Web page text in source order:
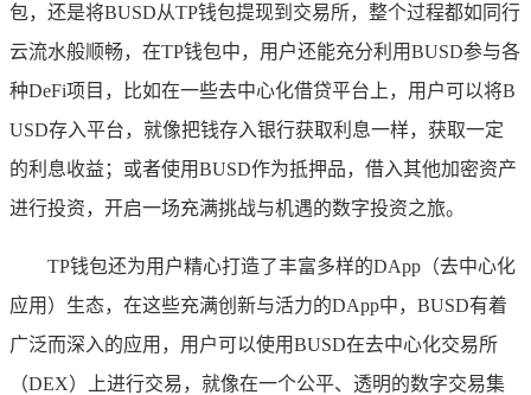
包，还是将BUSD从TP钱包提现到交易所，整个过程都如同行
云流水般顺畅，在TP钱包中，用户还能充分利用BUSD参与各
种DeFi项目，比如在一些去中心化借贷平台上，用户可以将B
USD存入平台，就像把钱存入银行获取利息一样，获取一定
的利息收益；或者使用BUSD作为抵押品，借入其他加密资产
进行投资，开启一场充满挑战与机遇的数字投资之旅。
TP钱包还为用户精心打造了丰富多样的DApp（去中心化
应用）生态，在这些充满创新与活力的DApp中，BUSD有着
广泛而深入的应用，用户可以使用BUSD在去中心化交易所
（DEX）上进行交易，就像在一个公平、透明的数字交易集